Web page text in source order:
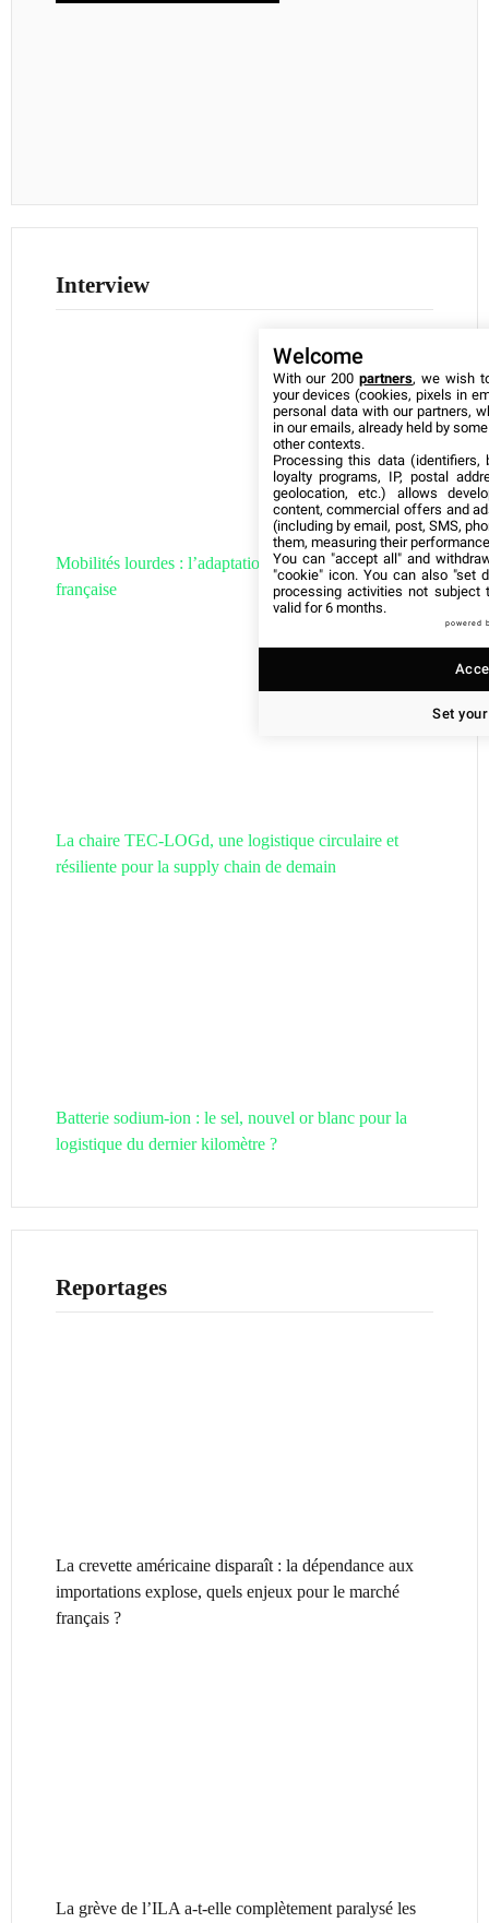
Interview
Mobilités lourdes : l’adaptation de la filière hydrogène
française
La chaire TEC-LOGd, une logistique circulaire et
résiliente pour la supply chain de demain
Batterie sodium-ion : le sel, nouvel or blanc pour la
logistique du dernier kilomètre ?
Reportages
La crevette américaine disparaît : la dépendance aux
importations explose, quels enjeux pour le marché
français ?
La grève de l’ILA a-t-elle complètement paralysé les
Welcome
With our 200partners, we wish
your devices (cookies, pixels in
personal data with our partners,
in our emails, already held by
other contexts.
Processing this data (identifiers,
loyalty programs, IP, postal
geolocation, etc.) allows
content, commercial offers and
(including by email, post, SMS,
them, measuring their
You can "accept all" and
"cookie" icon. You can also "set
processing activities not subject
valid for 6 months.
powered
Set